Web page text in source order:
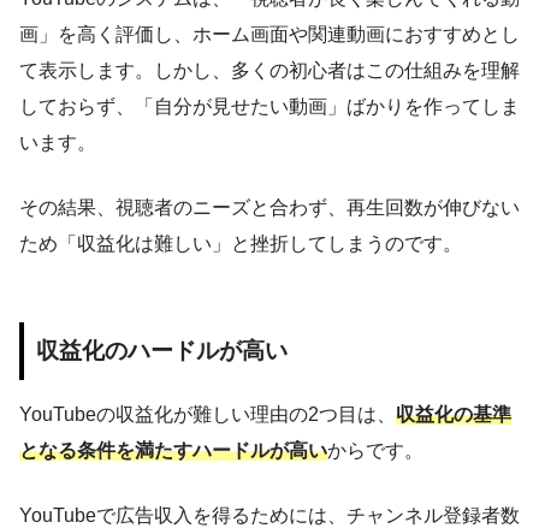
画」を高く評価し、ホーム画面や関連動画におすすめとし
て表示します。しかし、多くの初心者はこの仕組みを理解
しておらず、「自分が見せたい動画」ばかりを作ってしま
います。
その結果、視聴者のニーズと合わず、再生回数が伸びない
ため「収益化は難しい」と挫折してしまうのです。
収益化のハードルが高い
YouTubeの収益化が難しい理由の2つ目は、 収益化の基準
となる条件を満たすハードルが高いからです。
YouTubeで広告収入を得るためには、チャンネル登録者数